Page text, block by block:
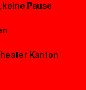
Pause
Kanton